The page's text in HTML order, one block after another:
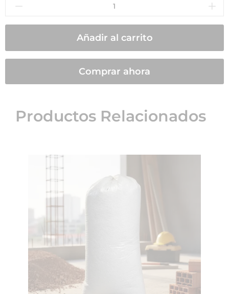
Añadir al carrito
Comprar ahora
Productos Relacionados